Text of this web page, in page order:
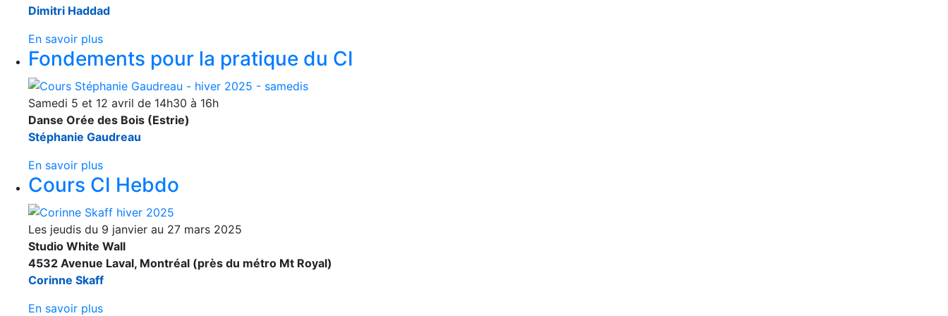
Dimitri Haddad
En savoir plus
Fondements pour la pratique du CI
Samedi 5 et 12 avril de 14h30 à 16h
Danse Orée des Bois (Estrie)
Stéphanie Gaudreau
En savoir plus
Cours CI Hebdo
Les jeudis du 9 janvier au 27 mars 2025
Studio White Wall
4532 Avenue Laval, Montréal (près du métro Mt Royal)
Corinne Skaff
En savoir plus